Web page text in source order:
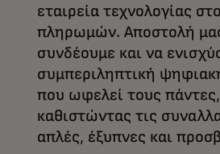
εταιρεία τεχνολογίας
πληρωμών. Αποστολή
συνδέουμε και να
συμπεριληπτική
που ωφελεί τους
καθιστώντας τις
απλές, έξυπνες και